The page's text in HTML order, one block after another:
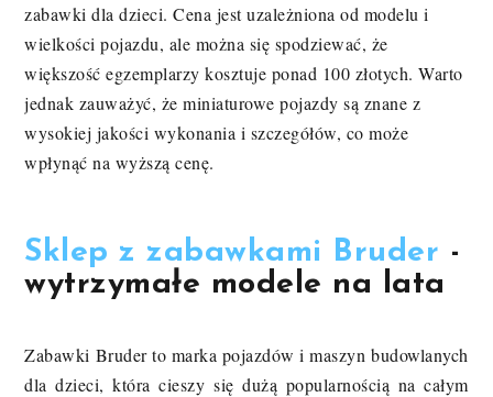
zabawki dla dzieci. Cena jest uzależniona od modelu i
wielkości pojazdu, ale można się spodziewać, że
większość egzemplarzy kosztuje ponad 100 złotych. Warto
jednak zauważyć, że miniaturowe pojazdy są znane z
wysokiej jakości wykonania i szczegółów, co może
wpłynąć na wyższą cenę.
Sklep z zabawkami Bruder -
wytrzymałe modele na lata
Zabawki Bruder to marka pojazdów i maszyn budowlanych
dla dzieci, która cieszy się dużą popularnością na całym